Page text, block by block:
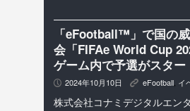
「eFootball™」で国の
会「FIFAe World Cup
ゲーム内で予選がスター
P 2024年10月10日 K eFootball イ
株式会社コナミデジタルエン